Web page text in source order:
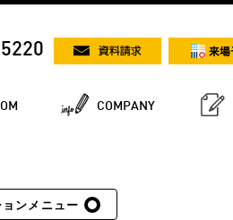
COMPANY
ョンメニュー